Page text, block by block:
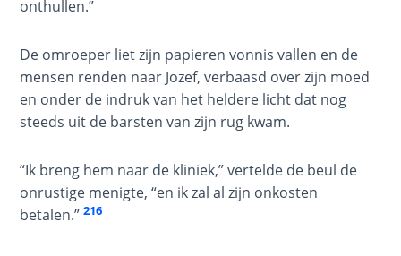
of the
The Epistle
of Jude:
Against
The
Revelation
onthullen.”
De omroeper liet zijn papieren vonnis vallen en de
mensen renden naar Jozef, verbaasd over zijn moed
en onder de indruk van het heldere licht dat nog
steeds uit de barsten van zijn rug kwam.
“Ik breng hem naar de kliniek,” vertelde de beul de
onrustige menigte, “en ik zal al zijn onkosten
betalen.”216